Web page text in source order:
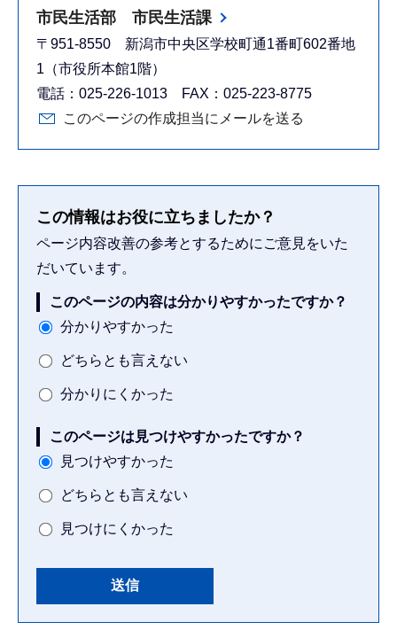
市民生活部 市民生活課
〒951-8550 新潟市中央区学校町通1番町602番地
1（市役所本館1階）
電話：025-226-1013 FAX：025-223-8775
このページの作成担当にメールを送る
この情報はお役に立ちましたか？
ページ内容改善の参考とするためにご意見をいた
だいています。
このページの内容は分かりやすかったですか？
分かりやすかった
どちらとも言えない
分かりにくかった
このページは見つけやすかったですか？
見つけやすかった
どちらとも言えない
見つけにくかった